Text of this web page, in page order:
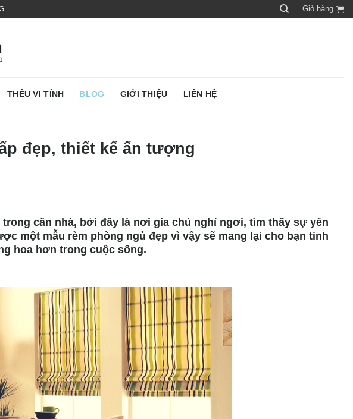
Giỏ hàng
THÊU VI TÍNH BLOG GIỚI THIỆU LIÊN HỆ
đẹp, thiết kế ấn tượng
căn nhà, bởi đây là nơi gia chủ nghỉ ngơi, tìm thấy sự yên
một mẫu rèm phòng ngủ đẹp vì vậy sẽ mang lại cho bạn tinh
hoa hơn trong cuộc sống.